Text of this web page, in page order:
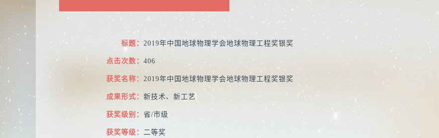
标题： 2019年中国地球物理学会地球物理工程奖银奖
点击次数： 406
获奖名称： 2019年中国地球物理学会地球物理工程奖银奖
成果形式： 新技术、新工艺
获奖级别： 省/市级
获奖等级： 二等奖